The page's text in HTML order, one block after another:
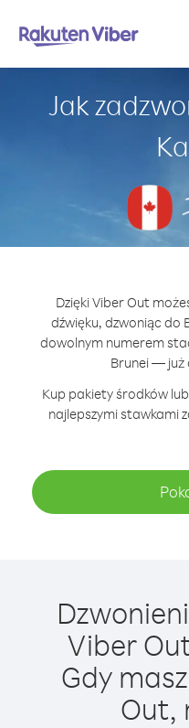
Jak
Dzięki Viber Out
dźwięku, dzwoniąc do
dowolnym numerem
Brunei — już
Kup pakiety środków
najlepszymi stawkami
Viber
Gdy
Out,